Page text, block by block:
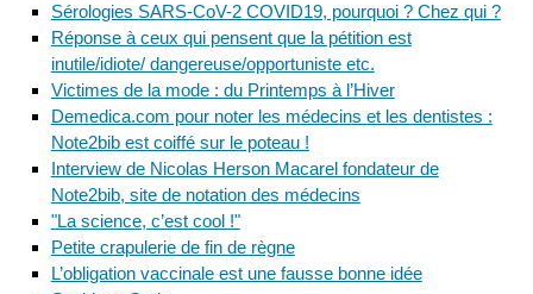
Sérologies SARS-CoV-2 COVID19, pourquoi ? Chez qui ?
Réponse à ceux qui pensent que la pétition est
inutile/idiote/ dangereuse/opportuniste etc.
Victimes de la mode : du Printemps à l’Hiver
Demedica.com pour noter les médecins et les dentistes :
Note2bib est coiffé sur le poteau !
Interview de Nicolas Herson Macarel fondateur de
Note2bib, site de notation des médecins
"La science, c’est cool !"
Petite crapulerie de fin de règne
L’obligation vaccinale est une fausse bonne idée